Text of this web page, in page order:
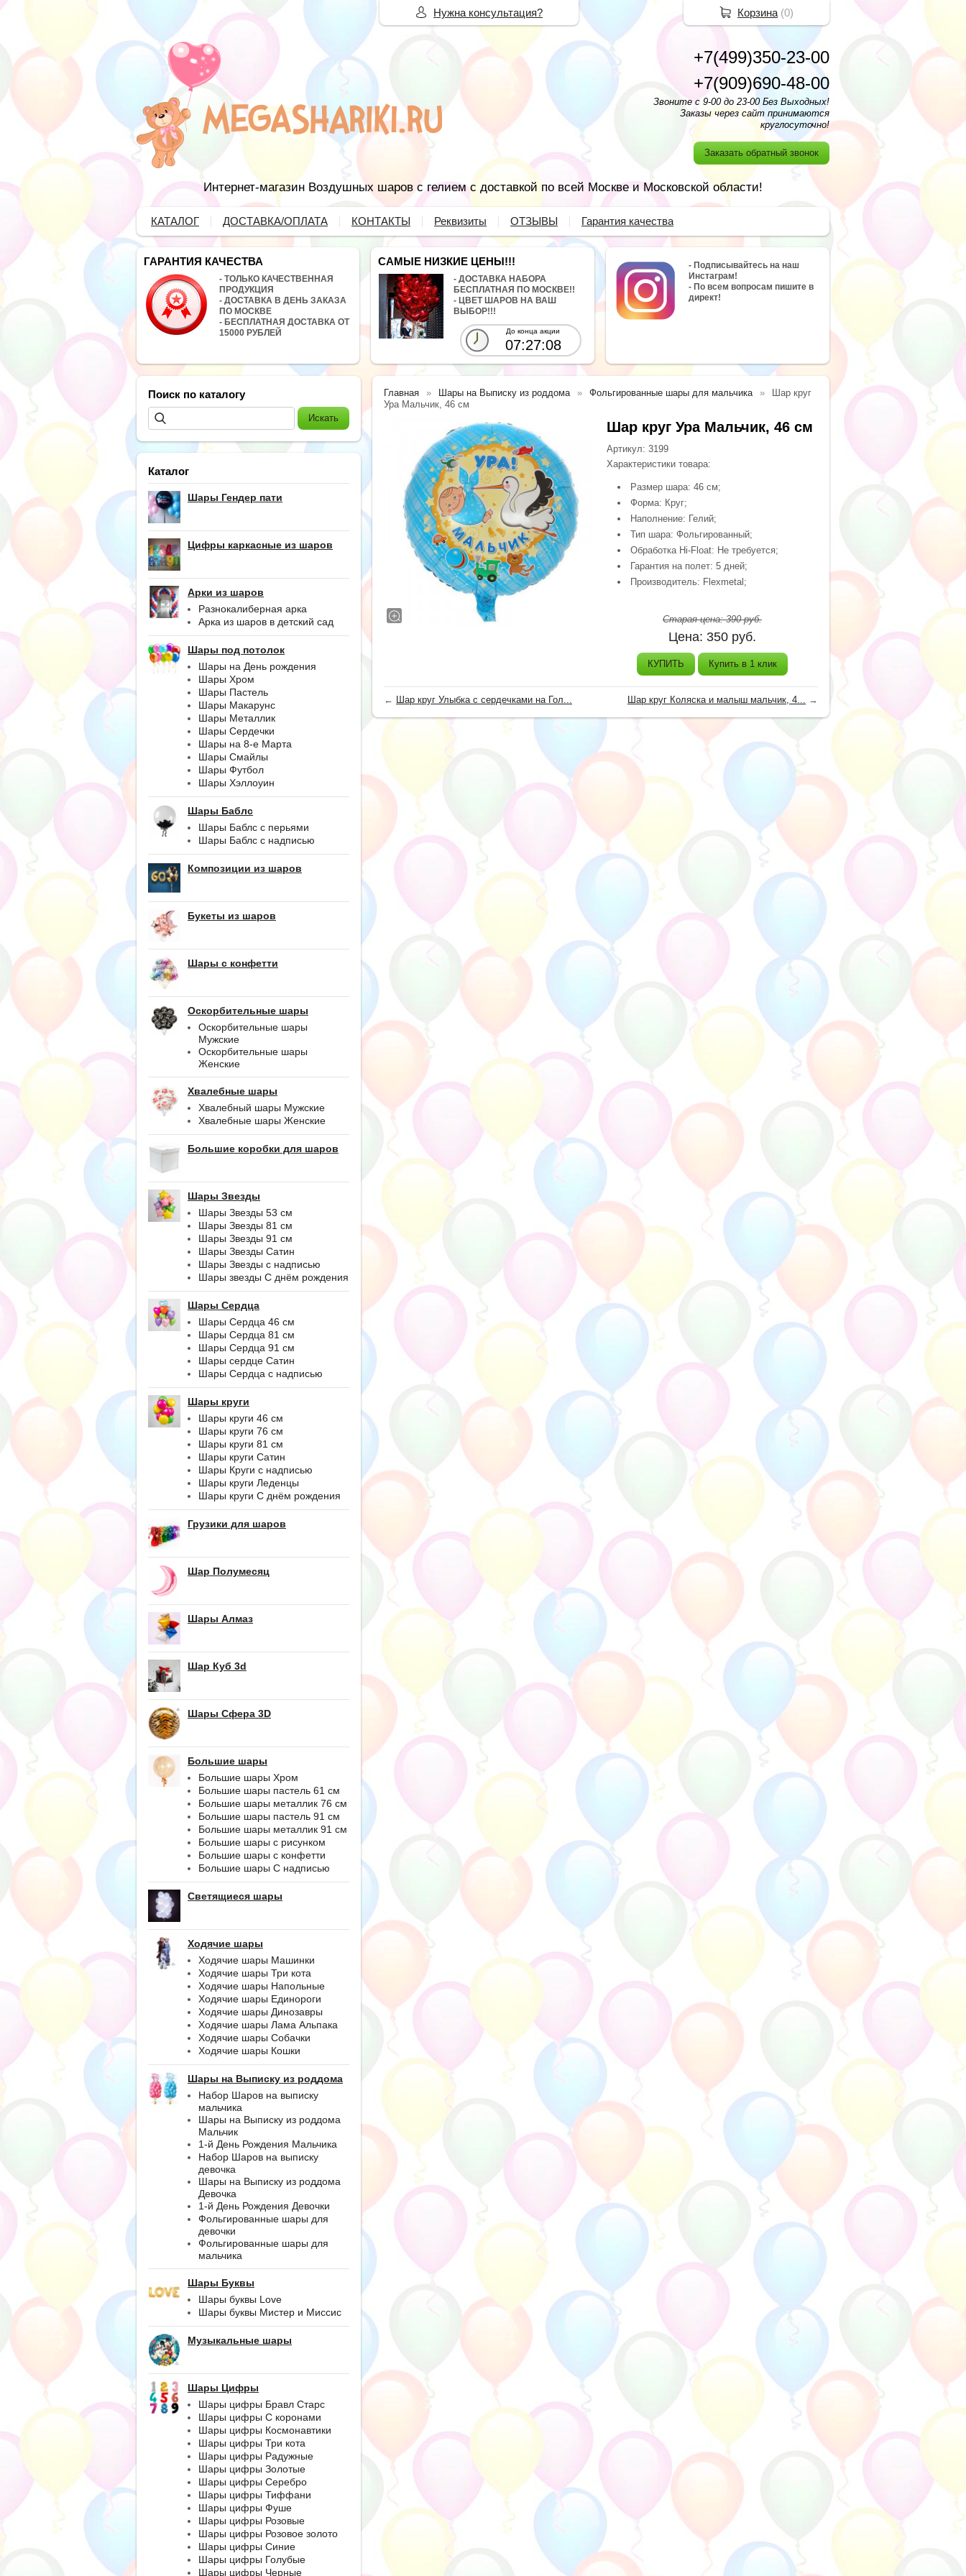
+7(499)350-23-00
+7(909)690-48-00
Звоните с 9-00 до 23-00 Без Выходных!
Заказы через сайт принимаются
круглосуточно!
Заказать обратный звонок
Интернет-магазин Воздушных шаров с гелием с доставкой по всей Москве и Московской области!
КАТАЛОГ ДОСТАВКА/ОПЛАТА КОНТАКТЫ Реквизиты ОТЗЫВЫ Гарантия качества
ГАРАНТИЯ КАЧЕСТВА
- ТОЛЬКО КАЧЕСТВЕННАЯ
ПРОДУКЦИЯ
- ДОСТАВКА В ДЕНЬ ЗАКАЗА
ПО МОСКВЕ
- БЕСПЛАТНАЯ ДОСТАВКА ОТ
15000 РУБЛЕЙ
САМЫЕ НИЗКИЕ ЦЕНЫ!!!
- ДОСТАВКА НАБОРА
БЕСПЛАТНАЯ ПО МОСКВЕ!!
- ЦВЕТ ШАРОВ НА ВАШ
ВЫБОР!!!
До конца акции
07:27:06
- Подписывайтесь на наш
Инстаграм!
- По всем вопросам пишите в
директ!
Поиск по каталогу
Каталог
Шары Гендер пати
Цифры каркасные из шаров
Арки из шаров
Разнокалиберная арка
Арка из шаров в детский сад
Шары под потолок
Шары на День рождения
Шары Хром
Шары Пастель
Шары Макарунс
Шары Металлик
Шары Сердечки
Шары на 8-е Марта
Шары Смайлы
Шары Футбол
Шары Хэллоуин
Шары Баблс
Шары Баблс с перьями
Шары Баблс с надписью
Композиции из шаров
Букеты из шаров
Шары с конфетти
Оскорбительные шары
Оскорбительные шары
Мужские
Оскорбительные шары
Женские
Хвалебные шары
Хвалебный шары Мужские
Хвалебные шары Женские
Большие коробки для шаров
Шары Звезды
Шары Звезды 53 см
Шары Звезды 81 см
Шары Звезды 91 см
Шары Звезды Сатин
Шары Звезды с надписью
Шары звезды С днём рождения
Шары Сердца
Шары Сердца 46 см
Шары Сердца 81 см
Шары Сердца 91 см
Шары сердце Сатин
Шары Сердца с надписью
Шары круги
Шары круги 46 см
Шары круги 76 см
Шары круги 81 см
Шары круги Сатин
Шары Круги с надписью
Шары круги Леденцы
Шары круги С днём рождения
Грузики для шаров
Шар Полумесяц
Шары Алмаз
Шар Куб 3d
Шары Сфера 3D
Большие шары
Большие шары Хром
Большие шары пастель 61 см
Большие шары металлик 76 см
Большие шары пастель 91 см
Большие шары металлик 91 см
Большие шары с рисунком
Большие шары с конфетти
Большие шары С надписью
Светящиеся шары
Ходячие шары
Ходячие шары Машинки
Ходячие шары Три кота
Ходячие шары Напольные
Ходячие шары Единороги
Ходячие шары Динозавры
Ходячие шары Лама Альпака
Ходячие шары Собачки
Ходячие шары Кошки
Шары на Выписку из роддома
Набор Шаров на выписку
мальчика
Шары на Выписку из роддома
Мальчик
1-й День Рождения Мальчика
Набор Шаров на выписку
девочка
Шары на Выписку из роддома
Девочка
1-й День Рождения Девочки
Фольгированные шары для
девочки
Фольгированные шары для
мальчика
Шары Буквы
Шары буквы Love
Шары буквы Мистер и Миссис
Музыкальные шары
Шары Цифры
Шары цифры Бравл Старс
Шары цифры С коронами
Шары цифры Космонавтики
Шары цифры Три кота
Шары цифры Радужные
Шары цифры Золотые
Шары цифры Серебро
Шары цифры Тиффани
Шары цифры Фуше
Шары цифры Розовые
Шары цифры Розовое золото
Шары цифры Синие
Шары цифры Голубые
Шары цифры Черные
Главная Шары на Выписку из роддома Фольгированные шары для мальчика
Шар круг
Ура Мальчик, 46 см
Шар круг Ура Мальчик, 46 см
Артикул: 3199
Характеристики товара:
Размер шара: 46 см;
Форма: Круг;
Наполнение: Гелий;
Тип шара: Фольгированный;
Обработка Hi-Float: Не требуется;
Гарантия на полет: 5 дней;
Производитель: Flexmetal;
Старая цена:390руб.
Цена: 350 руб.
КУПИТЬ Купить в 1 клик
← Шар круг Улыбка с сердечками на Гол... Шар круг Коляска и малыш мальчик, 4... →
Нужна консультация? Корзина (0)